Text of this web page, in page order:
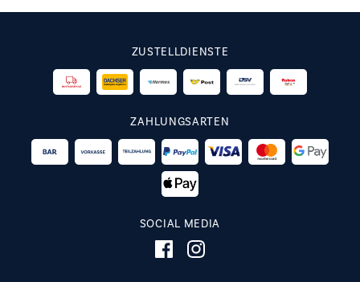
ZUSTELLDIENSTE
ZAHLUNGSARTEN
SOCIAL MEDIA